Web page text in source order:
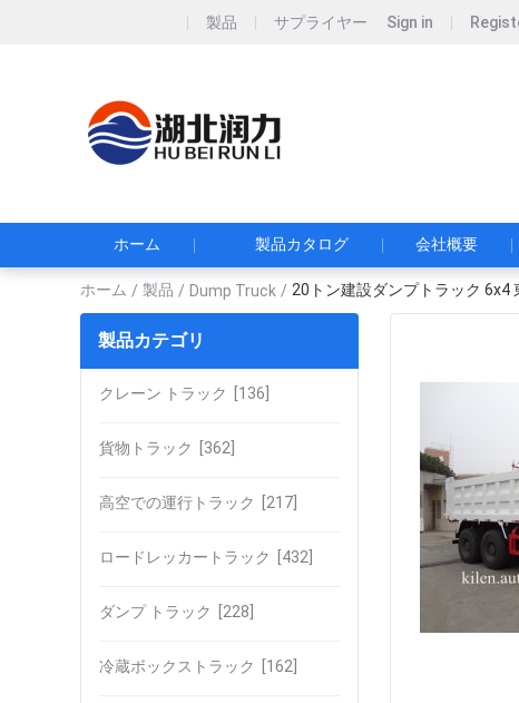
製品 サプライヤー Sign in
ホーム 製品カタログ 会社概要
ホーム / 製品 / Dump Truck / 20トン建設ダンプトラック 6x4
製品カテゴリ
クレーン トラック [136]
貨物トラック [362]
高空での運行トラック [217]
ロードレッカートラック [432]
ダンプ トラック [228]
冷蔵ボックストラック [162]